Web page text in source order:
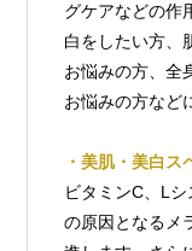
グケアなどの作
白をしたい方、
お悩みの方、全
お悩みの方など
・美肌・美白ス
ビタミンC、L
の原因となるメ